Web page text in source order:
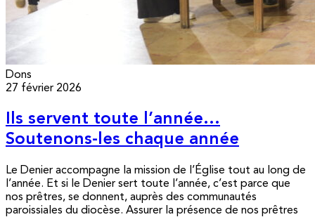
Dons
27 février 2026
Ils servent toute l’année…
Soutenons-les chaque année
Le Denier accompagne la mission de l’Église tout au long de
l’année. Et si le Denier sert toute l’année, c’est parce que
nos prêtres, se donnent, auprès des communautés
paroissiales du diocèse. Assurer la présence de nos prêtres